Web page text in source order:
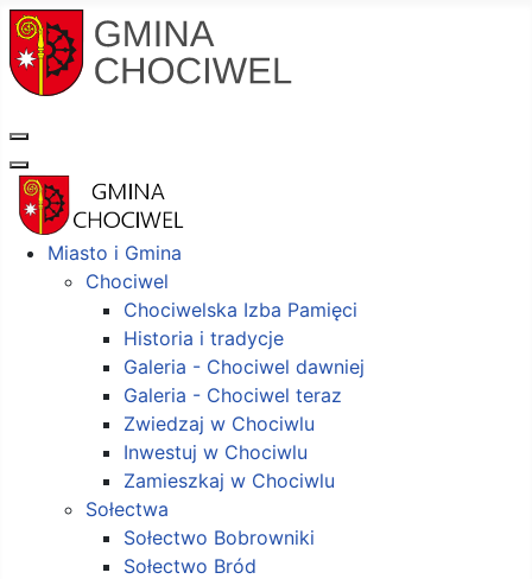
Miasto i Gmina
Chociwel
Chociwelska Izba Pamięci
Historia i tradycje
Galeria - Chociwel dawniej
Galeria - Chociwel teraz
Zwiedzaj w Chociwlu
Inwestuj w Chociwlu
Zamieszkaj w Chociwlu
Sołectwa
Sołectwo Bobrowniki
Sołectwo Bród